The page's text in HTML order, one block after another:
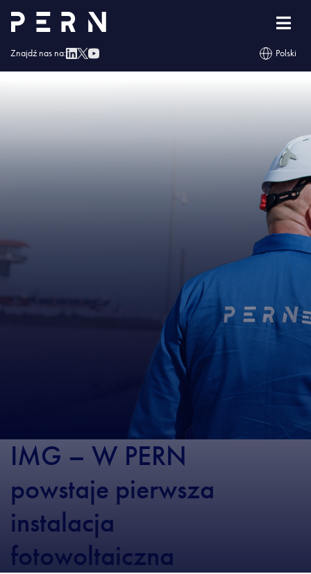
Znajdź nas na: Polski
Strona główna »W PERN powstaje pierwsza instalacja fotowoltaiczna
IMG –
IMG – W PERN
powstaje pierwsza
instalacja
fotowoltaiczna